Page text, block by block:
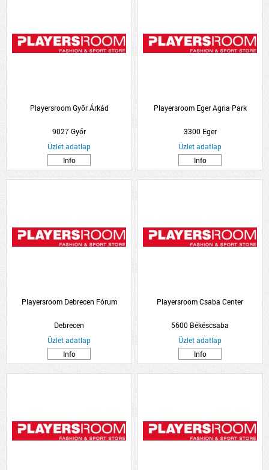
Playersroom Győr Árkád
9027 Győr
Üzlet adatlap
Info
Playersroom Eger Agria Park
3300 Eger
Üzlet adatlap
Info
Playersroom Debrecen Fórum
Debrecen
Üzlet adatlap
Info
Playersroom Csaba Center
5600 Békéscsaba
Üzlet adatlap
Info